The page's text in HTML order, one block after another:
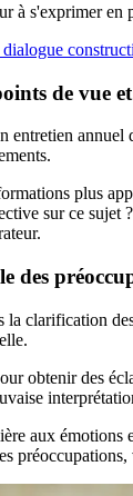
à s'exprimer
de vue
plus
sur ce
des
clarification
obtenir des
aux